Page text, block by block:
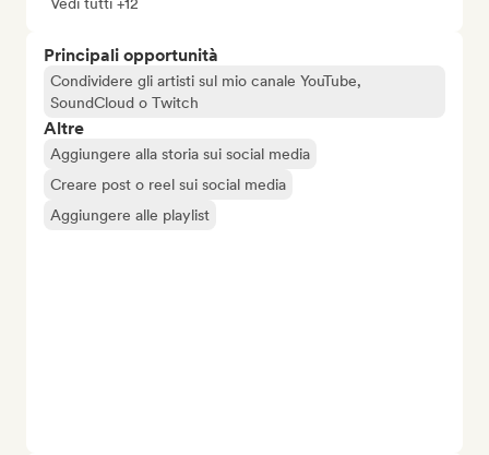
Principali opportunità
Condividere gli artisti sul mio canale YouTube,
SoundCloud o Twitch
Altre
Aggiungere alla storia sui social media
Creare post o reel sui social media
Aggiungere alle playlist